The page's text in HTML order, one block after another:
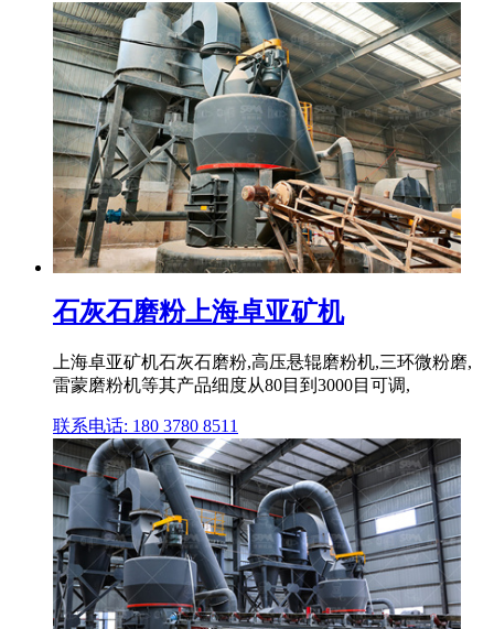
石灰石磨粉上海卓亚矿机
上海卓亚矿机石灰石磨粉,高压悬辊磨粉机,三环微粉磨,
雷蒙磨粉机等其产品细度从80目到3000目可调,
联系电话: 180 3780 8511